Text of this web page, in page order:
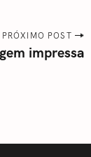
PRÓXIMO POST
impressa